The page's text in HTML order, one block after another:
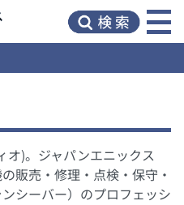
オ)。ジャパンエニックス
販売・修理・点検・保守・
シーバー）のプロフェッシ